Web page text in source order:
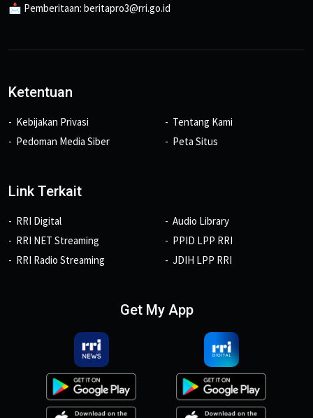
📩 Pemberitaan: beritapro3@rri.go.id
Ketentuan
Kebijakan Privasi
Pedoman Media Siber
Tentang Kami
Peta Situs
Link Terkait
RRI Digital
RRI NET Streaming
RRI Radio Streaming
Audio Library
PPID LPP RRI
JDIH LPP RRI
Get My App